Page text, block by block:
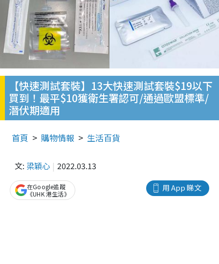
【快速測試套裝】13大快速測試套裝$19以下
買到！最平$10獲衛生署認可/通過歐盟標準/
潛伏期適用
首頁 購物情報 生活百貨
文: 梁穎心 2022.03.13
用 App 睇文
在Google追蹤
《UHK 港生活》